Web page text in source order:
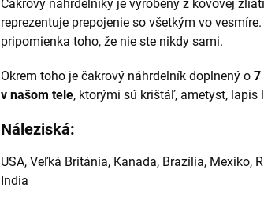
Čakrový náhrdelníky je vyrobený z kovovej
reprezentuje prepojenie so všetkým vo
pripomienka toho, že nie ste nikdy sami.
Okrem toho je čakrový náhrdelník doplnený o 7
v našom tele, ktorými sú krištáľ, ametyst, lapis
Náleziská:
USA, Veľká Británia, Kanada, Brazília, Mexiko,
India